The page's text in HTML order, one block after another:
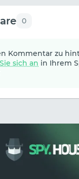
0
Kommentar zu
sich an in Ihrem